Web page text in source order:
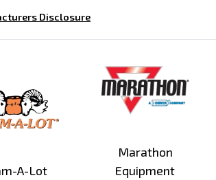
Disclosure
A-Lot
Marathon
Equipment